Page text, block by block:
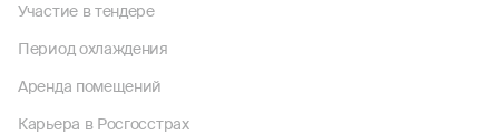
Участие в тендере
Период охлаждения
Аренда помещений
Карьера в Росгосстрах